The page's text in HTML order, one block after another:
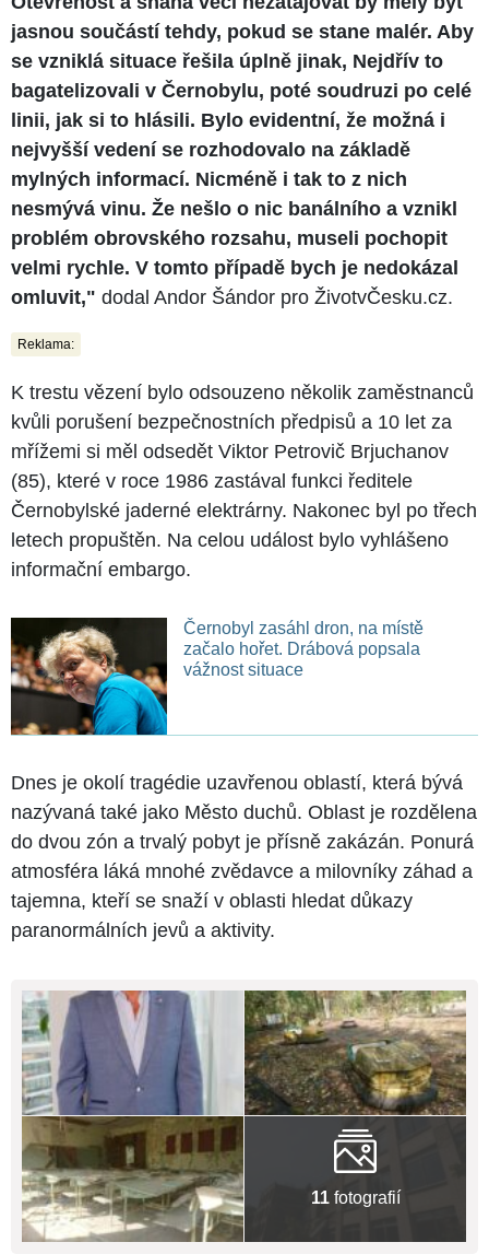
jasnou součástí tehdy, pokud se stane malér. Aby
se vzniklá situace řešila úplně jinak, Nejdřív to
bagatelizovali v Černobylu, poté soudruzi po celé
linii, jak si to hlásili. Bylo evidentní, že možná i
nejvyšší vedení se rozhodovalo na základě
mylných informací. Nicméně i tak to z nich
nesmývá vinu. Že nešlo o nic banálního a vznikl
problém obrovského rozsahu, museli pochopit
velmi rychle. V tomto případě bych je nedokázal
omluvit," dodal Andor Šándor pro ŽivotvČesku.cz.
Reklama:
K trestu vězení bylo odsouzeno několik zaměstnanců
kvůli porušení bezpečnostních předpisů a 10 let za
mřížemi si měl odsedět Viktor Petrovič Brjuchanov
(85), které v roce 1986 zastával funkci ředitele
Černobylské jaderné elektrárny. Nakonec byl po třech
letech propuštěn. Na celou událost bylo vyhlášeno
informační embargo.
Černobyl zasáhl dron, na místě
začalo hořet. Drábová popsala
vážnost situace
Dnes je okolí tragédie uzavřenou oblastí, která bývá
nazývaná také jako Město duchů. Oblast je rozdělena
do dvou zón a trvalý pobyt je přísně zakázán. Ponurá
atmosféra láká mnohé zvědavce a milovníky záhad a
tajemna, kteří se snaží v oblasti hledat důkazy
paranormálních jevů a aktivity.
11fotografií